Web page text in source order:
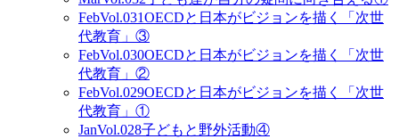
FebVol.031OECDと日本がビジョンを描く「次世
代教育」③
FebVol.030OECDと日本がビジョンを描く「次世
代教育」②
FebVol.029OECDと日本がビジョンを描く「次世
代教育」①
JanVol.028子どもと野外活動④